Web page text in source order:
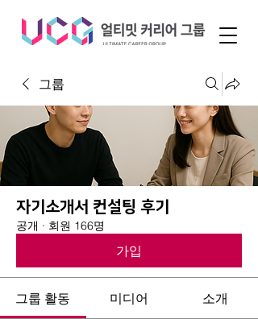
그룹
자기소개서 컨설팅 후기
공개 · 회원 166명
가입
그룹 활동 미디어 소개